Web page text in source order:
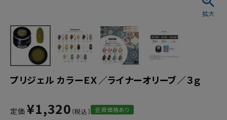
プリジェル カラーＥＸ／ライナーオリーブ／３ｇ
定価 ¥1,320 会員価格あり